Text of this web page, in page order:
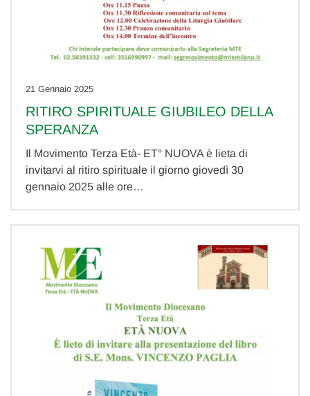
21 Gennaio 2025
RITIRO SPIRITUALE GIUBILEO DELLA
SPERANZA
Il Movimento Terza Età- ET° NUOVA è lieta di
invitarvi al ritiro spirituale il giorno giovedì 30
gennaio 2025 alle ore…